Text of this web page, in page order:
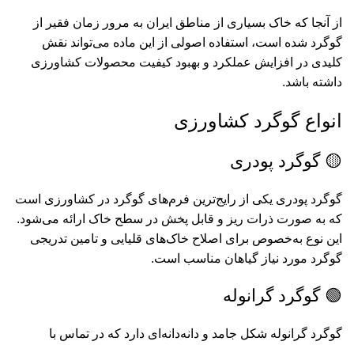
از آنجا که خاک بسیاری از مناطق ایران به مرور زمان فقیر از
گوگرد شده است، استفاده اصولی از این ماده می‌تواند نقش
کلیدی در افزایش عملکرد و بهبود کیفیت محصولات کشاورزی
داشته باشد.
انواع گوگرد کشاورزی
🟡 گوگرد پودری
گوگرد پودری یکی از رایج‌ترین فرم‌های گوگرد در کشاورزی است
که به صورت ذرات ریز و قابل پخش در سطح خاک ارائه می‌شود.
این نوع به‌خصوص برای اصلاح خاک‌های قلیایی و تامین تدریجی
گوگرد مورد نیاز گیاهان مناسب است.
🟢 گوگرد گرانوله
گوگرد گرانوله شکل جامد و دانه‌دانه‌ای دارد که در تماس با